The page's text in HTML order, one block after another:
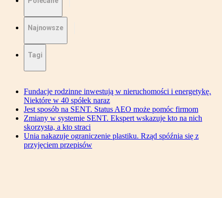
Najnowsze
Tagi
Fundacje rodzinne inwestują w nieruchomości i energetykę.
Niektóre w 40 spółek naraz
Jest sposób na SENT. Status AEO może pomóc firmom
Zmiany w systemie SENT. Ekspert wskazuje kto na nich
skorzysta, a kto straci
Unia nakazuje ograniczenie plastiku. Rząd spóźnia się z
przyjęciem przepisów